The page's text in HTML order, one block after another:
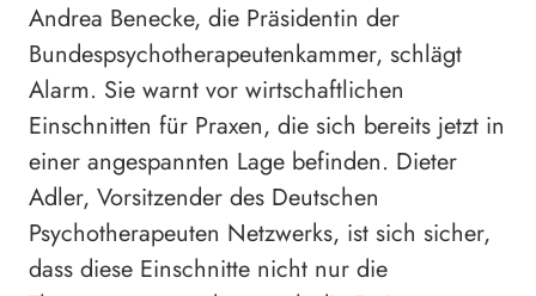
Andrea Benecke, die Präsidentin der
Bundespsychotherapeutenkammer, schlägt
Alarm. Sie warnt vor wirtschaftlichen
Einschnitten für Praxen, die sich bereits jetzt in
einer angespannten Lage befinden. Dieter
Adler, Vorsitzender des Deutschen
Psychotherapeuten Netzwerks, ist sich sicher,
dass diese Einschnitte nicht nur die